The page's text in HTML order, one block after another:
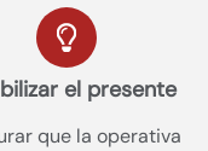
el presente
que la operativa